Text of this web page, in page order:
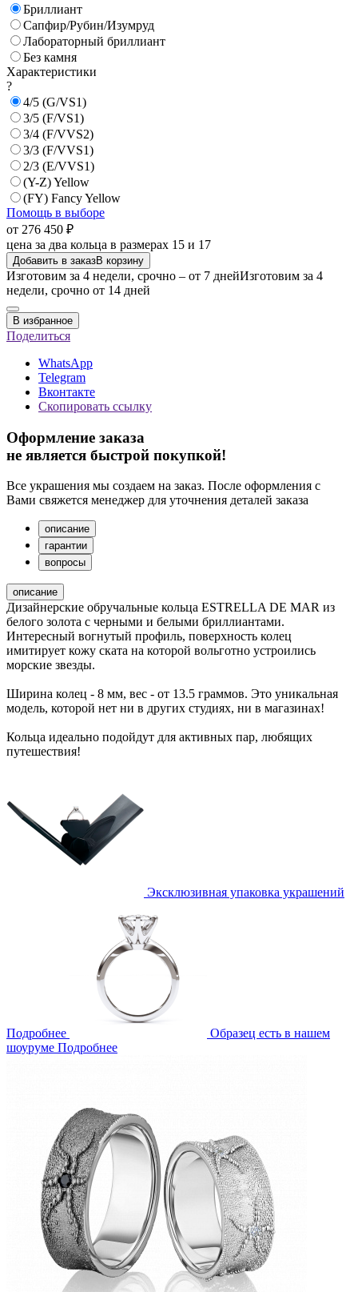
Бриллиант
Сапфир/Рубин/Изумруд
Лабораторный бриллиант
Без камня
Характеристики
?
4/5 (G/VS1)
3/5 (F/VS1)
3/4 (F/VVS2)
3/3 (F/VVS1)
2/3 (E/VVS1)
(Y-Z) Yellow
(FY) Fancy Yellow
Помощь в выборе
от 276 450 ₽
цена за два кольца в размерах 15 и 17
Добавить в заказВ корзину
Изготовим за 4 недели, срочно – от 7 днейИзготовим за 4
недели, срочно от 14 дней
В избранное
Поделиться
WhatsApp
Telegram
Вконтакте
Скопировать ссылку
Оформление заказа
не является быстрой покупкой!
Все украшения мы создаем на заказ. После оформления с
Вами свяжется менеджер для уточнения деталей заказа
описание
гарантии
вопросы
описание
Дизайнерские обручальные кольца ESTRELLA DE MAR из
белого золота с черными и белыми бриллиантами.
Интересный вогнутый профиль, поверхность колец
имитирует кожу ската на которой вольготно устроились
морские звезды.
Ширина колец - 8 мм, вес - от 13.5 граммов. Это уникальная
модель, которой нет ни в других студиях, ни в магазинах!
Кольца идеально подойдут для активных пар, любящих
путешествия!
Эксклюзивная упаковка украшений
Подробнее
Образец есть в нашем
шоуруме Подробнее